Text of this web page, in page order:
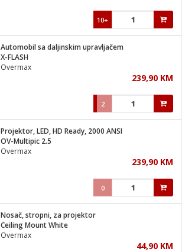
10+
Automobil sa daljinskim upravljačem
X-FLASH
Overmax
239,90 KM
2
Projektor, LED, HD Ready, 2000 ANSI
OV-Multipic 2.5
Overmax
239,90 KM
0
Nosač, stropni, za projektor
Ceiling Mount White
Overmax
44,90 KM